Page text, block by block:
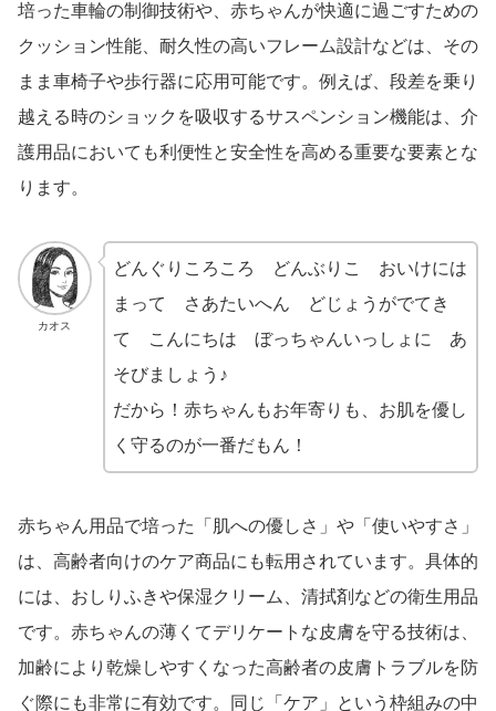
培った車輪の制御技術や、赤ちゃんが快適に過ごすための
クッション性能、耐久性の高いフレーム設計などは、その
まま車椅子や歩行器に応用可能です。例えば、段差を乗り
越える時のショックを吸収するサスペンション機能は、介
護用品においても利便性と安全性を高める重要な要素とな
ります。
カオス
どんぐりころころ どんぶりこ おいけには
まって さあたいへん どじょうがでてき
て こんにちは ぼっちゃんいっしょに あ
そびましょう♪
だから！赤ちゃんもお年寄りも、お肌を優し
く守るのが一番だもん！
赤ちゃん用品で培った「肌への優しさ」や「使いやすさ」
は、高齢者向けのケア商品にも転用されています。具体的
には、おしりふきや保湿クリーム、清拭剤などの衛生用品
です。赤ちゃんの薄くてデリケートな皮膚を守る技術は、
加齢により乾燥しやすくなった高齢者の皮膚トラブルを防
ぐ際にも非常に有効です。同じ「ケア」という枠組みの中